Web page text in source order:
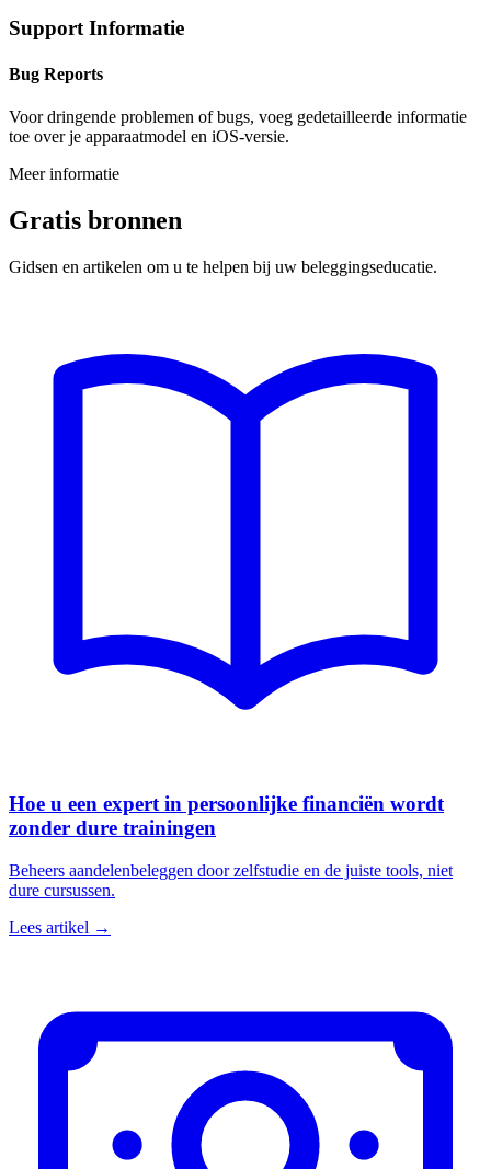
Support Informatie
Bug Reports
Voor dringende problemen of bugs, voeg gedetailleerde informatie
toe over je apparaatmodel en iOS-versie.
Meer informatie
Gratis bronnen
Gidsen en artikelen om u te helpen bij uw beleggingseducatie.
Hoe u een expert in persoonlijke financiën wordt
zonder dure trainingen
Beheers aandelenbeleggen door zelfstudie en de juiste tools, niet
dure cursussen.
Lees artikel →